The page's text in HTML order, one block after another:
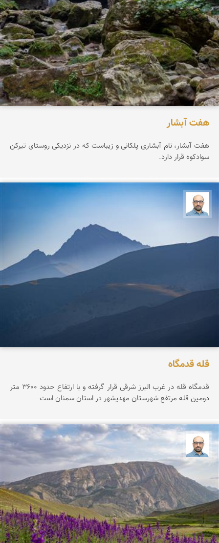
هفت آبشار
هفت آبشار، نام آبشاری پلکانی و زیباست که در نزدیکی روستای تیرکن
سوادکوه قرار دارد.
قله قدمگاه
قدمگاه قله در غرب البرز شرقی قرار گرفته و با ارتفاع حدود ۳۶0۰ متر
دومین قله مرتفع شهرستان مهدیشهر در استان سمنان است